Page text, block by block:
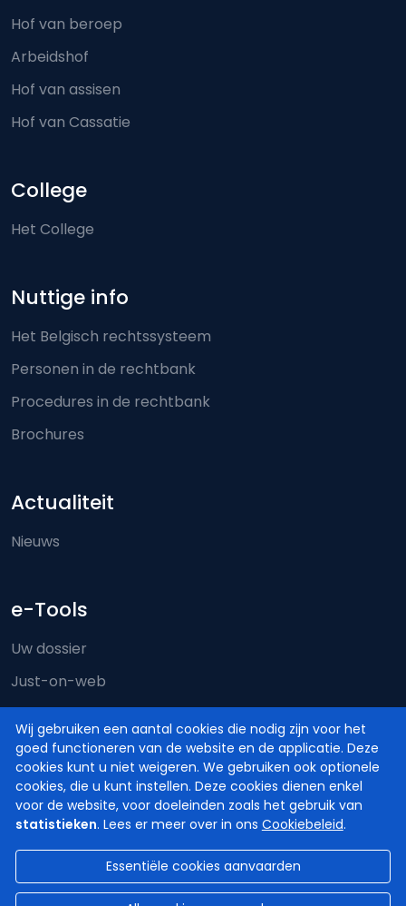
Wij gebruiken een aantal cookies die nodig zijn voor het
goed functioneren van de website en de applicatie. Deze
cookies kunt u niet weigeren. We gebruiken ook optionele
cookies, die u kunt instellen. Deze cookies dienen enkel
voor de website, voor doeleinden zoals het gebruik van
statistieken. Lees er meer over in ons Cookiebeleid.
Essentiële cookies aanvaarden
Hof van beroep
Arbeidshof
Hof van assisen
Hof van Cassatie
College
Het College
Nuttige info
Het Belgisch rechtssysteem
Personen in de rechtbank
Procedures in de rechtbank
Brochures
Actualiteit
Nieuws
e-Tools
Uw dossier
Just-on-web
e-Deposit
Territoriale bevoegdheid
© Hoven en Rechtbanken van België
2026